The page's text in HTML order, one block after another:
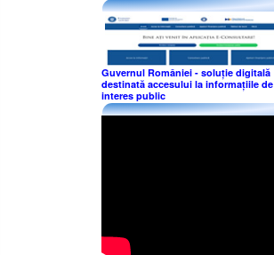
Guvernul României - soluție digitală
destinată accesului la informațiile de
interes public